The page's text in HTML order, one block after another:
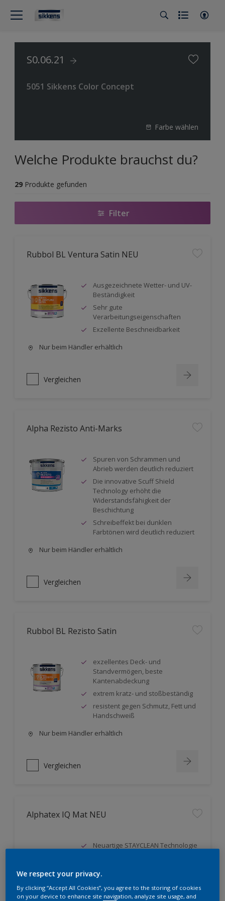
S0.06.21
5051 Sikkens Color Concept
Farbe wählen
Welche Produkte brauchst du?
29 Produkte gefunden
Filter
Rubbol BL Ventura Satin NEU
Ausgezeichnete Wetter- und UV-
Beständigkeit
Sehr gute
Verarbeitungseigenschaften
Exzellente Beschneidbarkeit
Nur beim Händler erhältlich
Vergleichen
Alpha Rezisto Anti-Marks
Spuren von Schrammen und
Abrieb werden deutlich reduziert
Die innovative Scuff Shield
Technology erhöht die
Widerstandsfähigkeit der
Beschichtung
Schreibeffekt bei dunklen
Farbtönen wird deutlich reduziert
Nur beim Händler erhältlich
Vergleichen
Rubbol BL Rezisto Satin
exzellentes Deck- und
Standvermögen, beste
Kantenabdeckung
extrem kratz- und stoßbeständig
resistent gegen Schmutz, Fett und
Handschweiß
Nur beim Händler erhältlich
Vergleichen
Alphatex IQ Mat NEU
Neuartige STAYCLEAN Technologie
Verbesserter Schutz vor
Farbtonveränderungen durch
Witterungseinflüsse
We respect your privacy.
By clicking “Accept All Cookies”, you agree to the storing of cookies
on your device to enhance site navigation, analyze site usage, and